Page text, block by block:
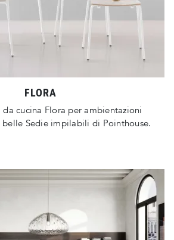
FLORA
cucina Flora per ambientazioni
Sedie impilabili di Pointhouse.